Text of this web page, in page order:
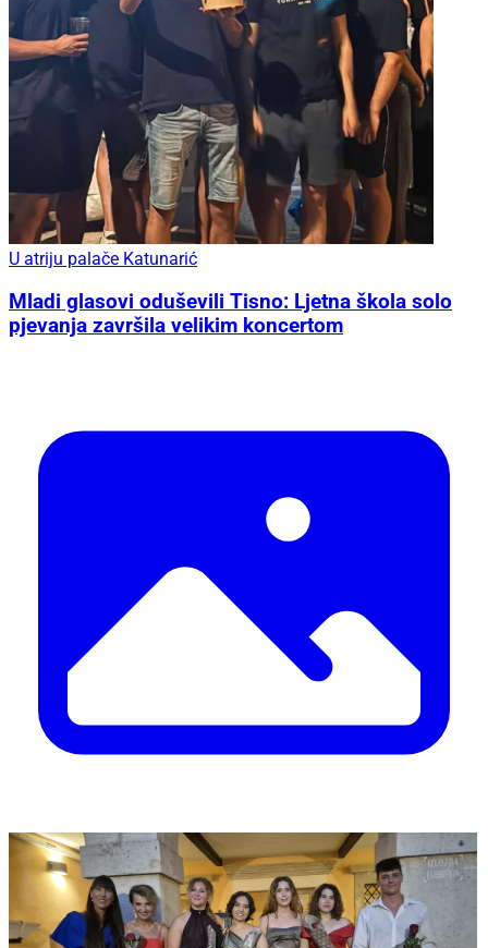
U atriju palače Katunarić
Mladi glasovi oduševili Tisno: Ljetna škola solo
pjevanja završila velikim koncertom